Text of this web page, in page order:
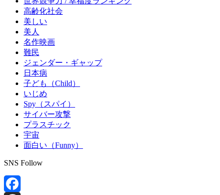
高齢化社会
美しい
美人
名作映画
難民
ジェンダー・ギャップ
日本病
子ども（Child）
いじめ
Spy（スパイ）
サイバー攻撃
プラスチック
宇宙
面白い（Funny）
SNS Follow